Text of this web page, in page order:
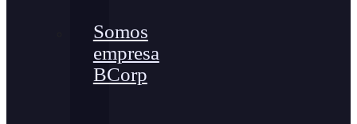
Somos
empresa
BCorp